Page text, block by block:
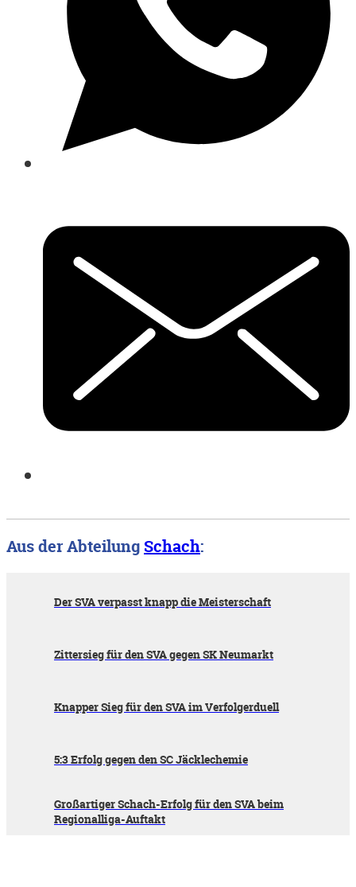
Aus der Abteilung Schach:
Der SVA verpasst knapp die Meisterschaft
Zittersieg für den SVA gegen SK Neumarkt
Knapper Sieg für den SVA im Verfolgerduell
5:3 Erfolg gegen den SC Jäcklechemie
Großartiger Schach-Erfolg für den SVA beim
Regionalliga-Auftakt